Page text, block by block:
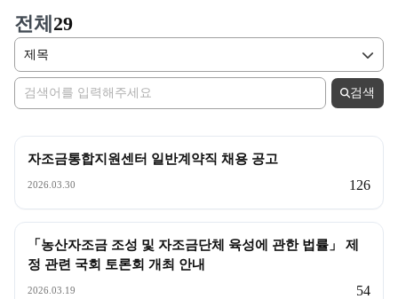
전체 29
공지 및 공고 검색
검색 기준
제목
검색
공지 및 공고 목록
자조금통합지원센터 일반계약직 채용 공고
2026.03.30 126
「농산자조금 조성 및 자조금단체 육성에 관한 법률」 제
정 관련 국회 토론회 개최 안내
2026.03.19 54